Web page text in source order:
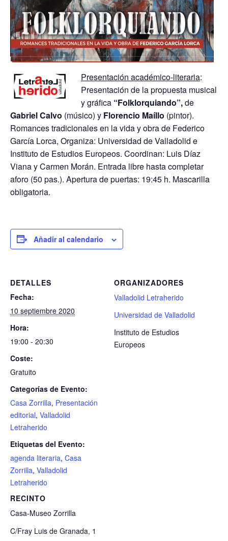
Presentación académico-literaria:
Presentación de la propuesta musical
y gráfica “Folklorquiando”,de
Gabriel Calvo (músico) y Florencio Maíllo (pintor).
Romances tradicionales en la vida y obra de Federico
García Lorca, Organiza: Universidad de Valladolid e
Instituto de Estudios Europeos. Coordinan: Luis Díaz
Viana y Carmen Morán. Entrada libre hasta completar
aforo (50 pas.). Apertura de puertas: 19:45 h. Mascarilla
obligatoria.
Añadir al calendario
DETALLES
Fecha:
10 septiembre 2020
Hora:
19:00 - 20:30
Coste:
Gratuito
Categorías de Evento:
Casa Zorrilla, Presentación
editorial, Valladolid
Letraherido
Etiquetas del Evento:
agenda literaria, Casa
Zorrilla, Valladolid
Letraherido
RECINTO
Casa-Museo Zorrilla
C/Fray Luis de Granada, 1
ORGANIZADORES
Valladolid Letraherido
Universidad de Valladolid
Instituto de Estudios
Europeos